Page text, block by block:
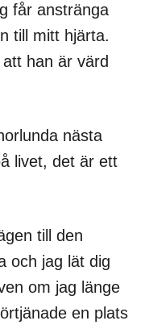
får anstränga
till mitt hjärta.
han är värd
nästa
livet, det är ett
till den
och jag lät dig
om jag länge
en plats